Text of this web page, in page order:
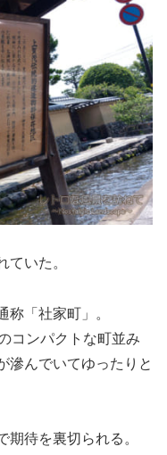
ていた。
称「社家町」。
コンパクトな町並み
滲んでいてゆったりと
期待を裏切られる。